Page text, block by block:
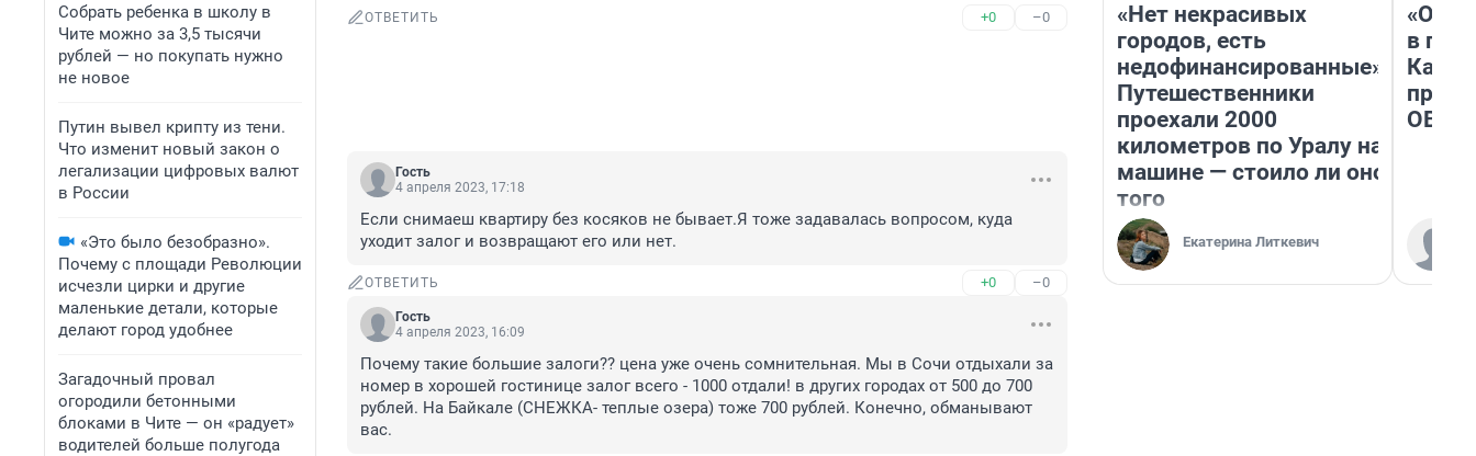
Собрать ребенка в школу в
Чите можно за 3,5 тысячи
рублей — но покупать нужно
не новое
Путин вывел крипту из тени.
Что изменит новый закон о
легализации цифровых валют
в России
«Это было безобразно».
Почему с площади Революции
исчезли цирки и другие
маленькие детали, которые
делают город удобнее
Загадочный провал
огородили бетонными
блоками в Чите — он «радует»
водителей больше полугода
ОТВЕТИТЬ +0 –0
Гость
4 апреля 2023, 17:18
Если снимаеш квартиру без косяков не бывает.Я тоже задавалась вопросом, куда
уходит залог и возвращают его или нет.
ОТВЕТИТЬ +0 –0
Гость
4 апреля 2023, 16:09
Почему такие большие залоги?? цена уже очень сомнительная. Мы в Сочи отдыхали за
номер в хорошей гостинице залог всего - 1000 отдали! в других городах от 500 до 700
рублей. На Байкале (СНЕЖКА- теплые озера) тоже 700 рублей. Конечно, обманывают
вас.
«Нет некрасивых
городов, есть
недофинансированные».
Путешественники
проехали 2000
километров по Уралу на
машине — стоило ли оно
того
Екатерина Литкевич
в
Как в
ОВЗ